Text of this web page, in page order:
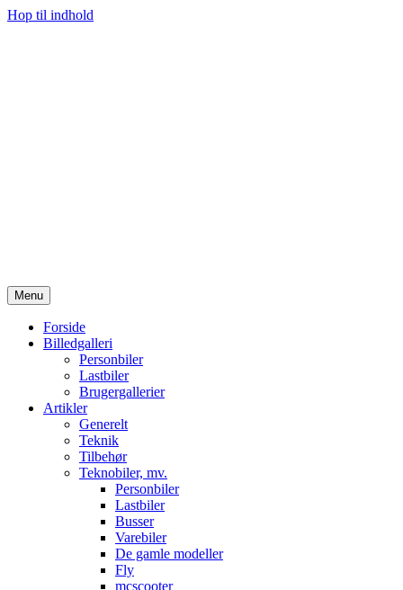
Hop til indhold
Menu
Forside
Billedgalleri
Personbiler
Lastbiler
Brugergallerier
Artikler
Generelt
Teknik
Tilbehør
Teknobiler, mv.
Personbiler
Lastbiler
Busser
Varebiler
De gamle modeller
Fly
mcscooter